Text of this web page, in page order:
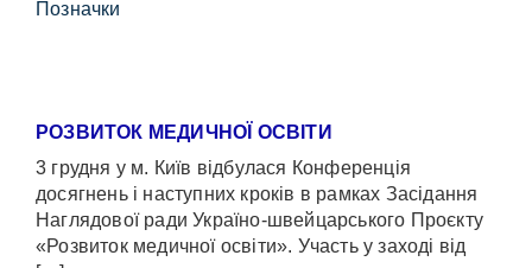
Позначки
РОЗВИТОК МЕДИЧНОЇ ОСВІТИ
3 грудня у м. Київ відбулася Конференція
досягнень і наступних кроків в рамках Засідання
Наглядової ради Україно-швейцарського Проєкту
«Розвиток медичної освіти». Участь у заході від